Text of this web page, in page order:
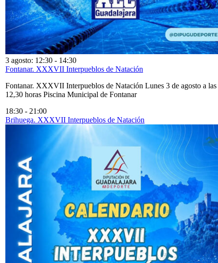
3 agosto: 12:30 - 14:30
Fontanar. XXXVII Interpueblos de Natación
Fontanar. XXXVII Interpueblos de Natación Lunes 3 de agosto a las
12,30 horas Piscina Municipal de Fontanar
18:30 - 21:00
Brihuega. XXXVII Interpueblos de Natación